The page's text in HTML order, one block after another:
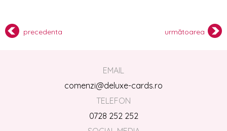
precedenta următoarea
EMAIL
comenzi@deluxe-cards.ro
TELEFON
0728 252 252